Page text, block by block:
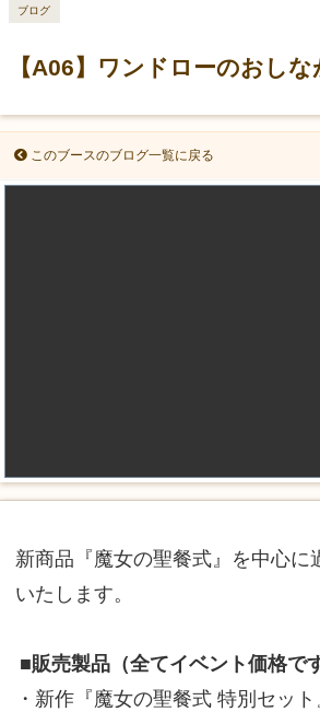
【A06】ワンドローのおしな
ブログ
このブースのブログ一覧に戻る
新商品『魔女の聖餐式』を中心に
いたします。
■販売製品（全てイベント価格です
・新作『魔女の聖餐式 特別セッ